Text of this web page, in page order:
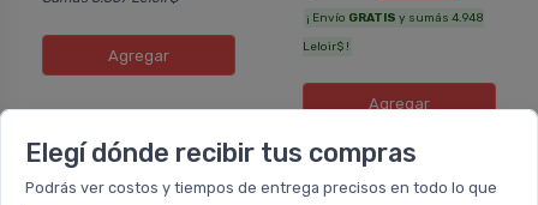
Elegí dónde recibir tus compras
Podrás ver costos y tiempos de entrega precisos en todo lo que
Agregar
¡ Envío GRATIS y sumás 4.948
Leloir$ !
Agregar